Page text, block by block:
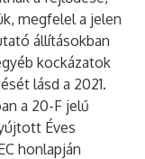
megfelel a jelen
állításokban
kockázatok
lásd a 2021.
a 20-F jelű
Éves
honlapján